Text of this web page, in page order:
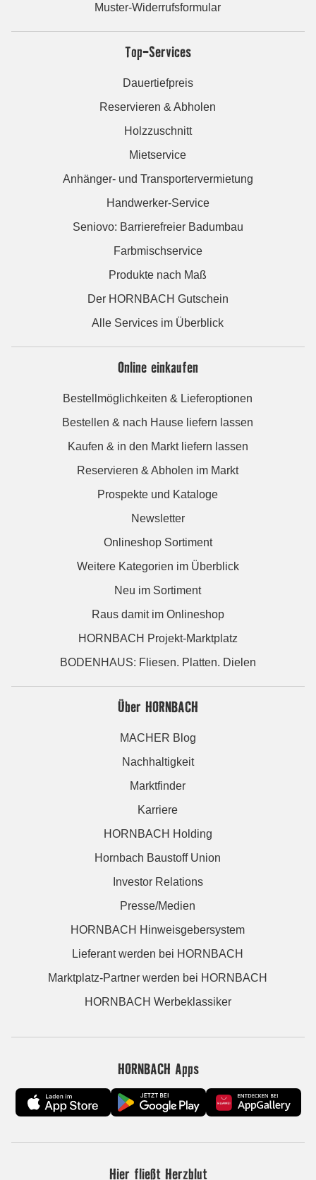
Muster-Widerrufsformular
Top-Services
Dauertiefpreis
Reservieren & Abholen
Holzzuschnitt
Mietservice
Anhänger- und Transportervermietung
Handwerker-Service
Seniovo: Barrierefreier Badumbau
Farbmischservice
Produkte nach Maß
Der HORNBACH Gutschein
Alle Services im Überblick
Online einkaufen
Bestellmöglichkeiten & Lieferoptionen
Bestellen & nach Hause liefern lassen
Kaufen & in den Markt liefern lassen
Reservieren & Abholen im Markt
Prospekte und Kataloge
Newsletter
Onlineshop Sortiment
Weitere Kategorien im Überblick
Neu im Sortiment
Raus damit im Onlineshop
HORNBACH Projekt-Marktplatz
BODENHAUS: Fliesen. Platten. Dielen
Über HORNBACH
MACHER Blog
Nachhaltigkeit
Marktfinder
Karriere
HORNBACH Holding
Hornbach Baustoff Union
Investor Relations
Presse/Medien
HORNBACH Hinweisgebersystem
Lieferant werden bei HORNBACH
Marktplatz-Partner werden bei HORNBACH
HORNBACH Werbeklassiker
HORNBACH Apps
Hier fließt Herzblut